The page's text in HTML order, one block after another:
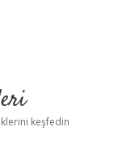
keşfedin